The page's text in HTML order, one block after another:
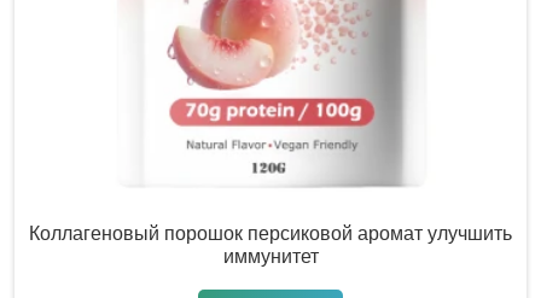
Коллагеновый порошок персиковой аромат улучшить
иммунитет